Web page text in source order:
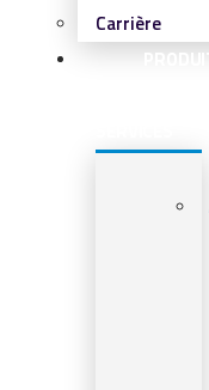
Carrière